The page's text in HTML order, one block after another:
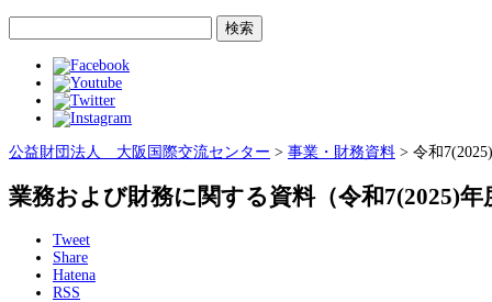
索:
公益財団法人 大阪国際交流センター > 事業・財務資料 > 令和
業務および財務に関する資料（令和7(2025)年
Tweet
Share
Hatena
RSS